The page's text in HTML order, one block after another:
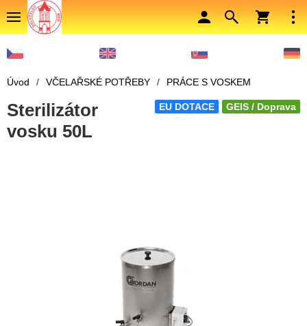
Úvod / VČELAŘSKÉ POTŘEBY / PRÁCE S VOSKEM
GEIS / Doprava
EU DOTACE
Sterilizátor
vosku 50L